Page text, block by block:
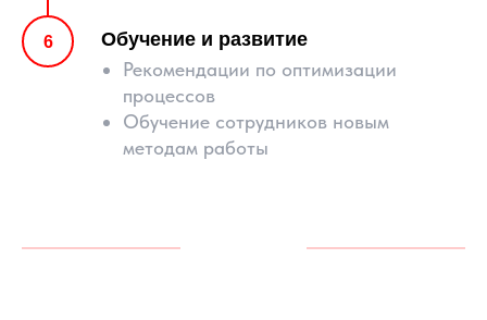
Обучение и развитие
Рекомендации по оптимизации
процессов
Обучение сотрудников новым
методам работы